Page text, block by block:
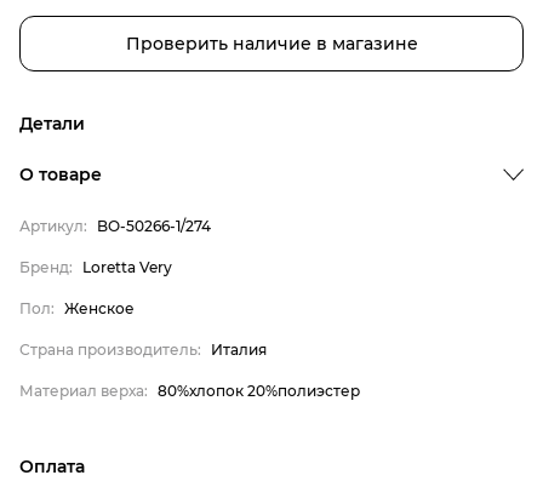
Проверить наличие в магазине
Детали
Страна производитель
О товаре
Артикул: BO-50266-1/274
Бренд: Loretta Very
Пол: Женское
Страна производитель: Италия
Материал верха: 80%хлопок 20%полиэстер
Оплата